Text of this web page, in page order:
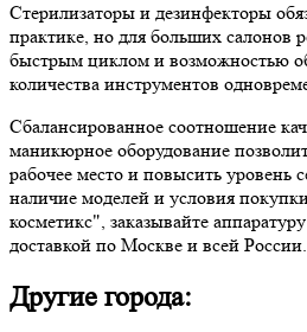
Стерилизаторы и дезинфекторы
практике, но для больших салонов
быстрым циклом и возможностью
количества инструментов
Сбалансированное соотношение
маникюрное оборудование
рабочее место и повысить уровень
наличие моделей и условия
косметикс", заказывайте
доставкой по Москве и всей России.
Другие города: